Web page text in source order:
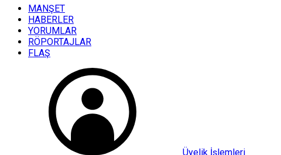
MANŞET
HABERLER
YORUMLAR
RÖPORTAJLAR
FLAŞ
Üyelik İşlemleri